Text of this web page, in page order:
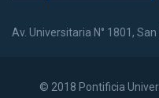
Av. Universitaria N° 1801,
© 2018 Pontificia